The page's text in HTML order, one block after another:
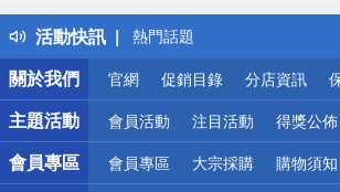
活動快訊
熱門話題
銀行優惠
偏遠地區配送
詐騙網頁！請小心！
關於我們
官網 促銷目錄 分店資訊
主題活動 會員活動 注目活動 得獎公佈
會員專區 會員專區 大宗採購 購物須知